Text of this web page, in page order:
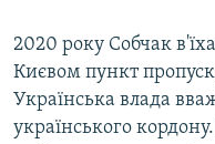
2020 року Собчак
Києвом пункт
Українська влада
українського